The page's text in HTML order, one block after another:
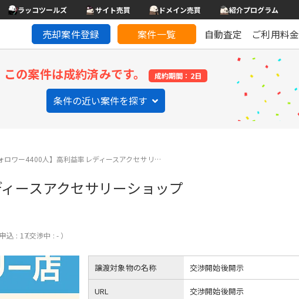
ラッコツールズ サイト売買 ドメイン売買 紹介プログラム
売却案件登録 案件一覧 自動査定 ご利用料金
この案件は成約済みです。 成約期間：2日
条件の近い案件を探す
ロワー4400人】高利益率レディースアクセサリ…
ースアクセサリーショップ
込 : 17
（交渉中 : - ）
譲渡対象物の名称 交渉開始後開示
URL 交渉開始後開示